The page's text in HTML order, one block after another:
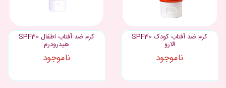
کرم ضد آفتاب کودک SPF30
الارو
ناموجود
كرم ضد آفتاب اطفال SPF30
هيدرودرم
ناموجود